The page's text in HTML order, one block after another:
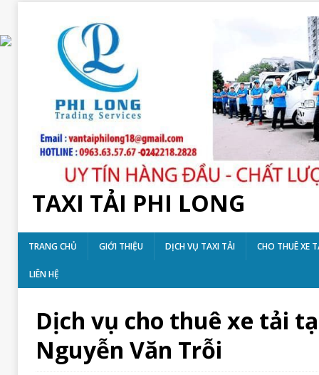
TAXI TẢI PHI LONG
TRANG CHỦ GIỚI THIỆU DỊCH VỤ TAXI TẢI CHO THUÊ XE
LIÊN HỆ
Dịch vụ cho thuê xe tải
Nguyễn Văn Trỗi